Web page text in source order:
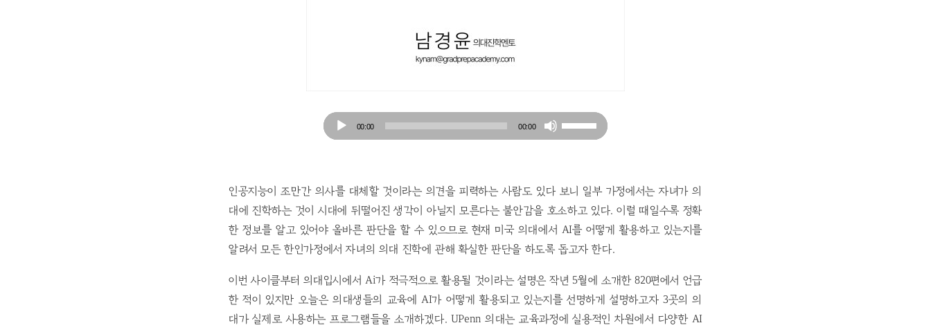
Audio
Player
00:00 00:00
Up/Down
to
increase
or
decrease
volume.
인공지능이 조만간 의사를 대체할 것이라는 의견을 피력하는 사람도 있다 보니 일부 가정에서는 자녀가 의
대에 진학하는 것이 시대에 뒤떨어진 생각이 아닐지 모른다는 불안감을 호소하고 있다. 이럴 때일수록 정확
한 정보를 알고 있어야 올바른 판단을 할 수 있으므로 현재 미국 의대에서 AI를 어떻게 활용하고 있는지를
알려서 모든 한인가정에서 자녀의 의대 진학에 관해 확실한 판단을 하도록 돕고자 한다.
이번 사이클부터 의대입시에서 Ai가 적극적으로 활용될 것이라는 설명은 작년 5월에 소개한 820편에서 언급
한 적이 있지만 오늘은 의대생들의 교육에 AI가 어떻게 활용되고 있는지를 선명하게 설명하고자 3곳의 의
대가 실제로 사용하는 프로그램들을 소개하겠다. UPenn 의대는 교육과정에 실용적인 차원에서 다양한 AI